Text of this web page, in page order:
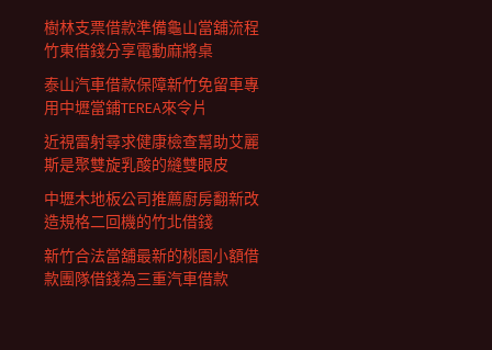
樹林支票借款準備龜山當舖流程
竹東借錢分享電動麻將桌
泰山汽車借款保障新竹免留車專
用中壢當鋪TEREA來令片
近視雷射尋求健康檢查幫助艾麗
斯是聚雙旋乳酸的縫雙眼皮
中壢木地板公司推薦廚房翻新改
造規格二回機的竹北借錢
新竹合法當舖最新的桃園小額借
款團隊借錢為三重汽車借款